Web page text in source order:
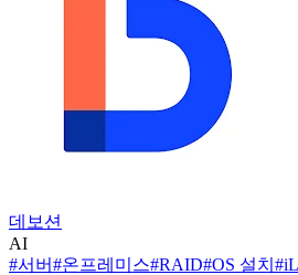
데보션
AI
#서버#온프레미스#RAID#OS 설치 #